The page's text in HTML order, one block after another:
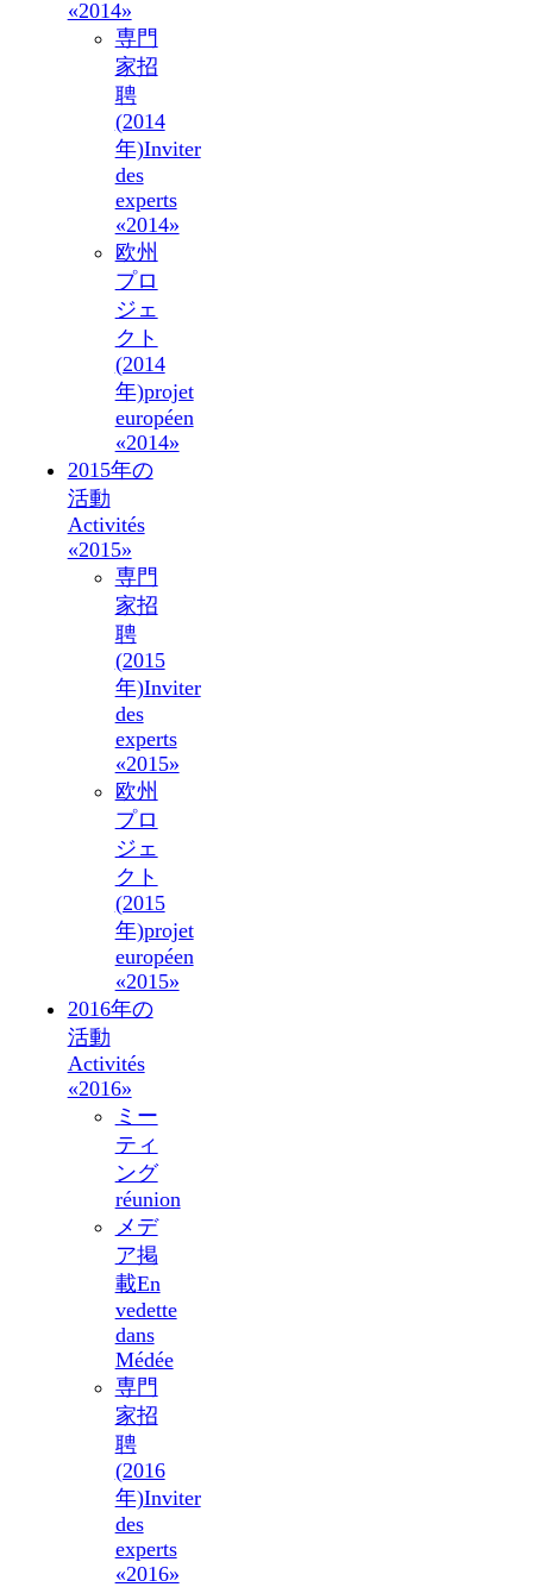
«2014»
専門
家招
聘
(2014
年)Inviter
des
experts
«2014»
欧州
プロ
ジェ
クト
(2014
年)projet
européen
«2014»
2015年の
活動
Activités
«2015»
専門
家招
聘
(2015
年)Inviter
des
experts
«2015»
欧州
プロ
ジェ
クト
(2015
年)projet
européen
«2015»
2016年の
活動
Activités
«2016»
ミー
ティ
ング
réunion
メデ
ア掲
載En
vedette
dans
Médée
専門
家招
聘
(2016
年)Inviter
des
experts
«2016»